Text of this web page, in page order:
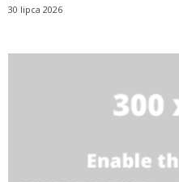
30 lipca 2026